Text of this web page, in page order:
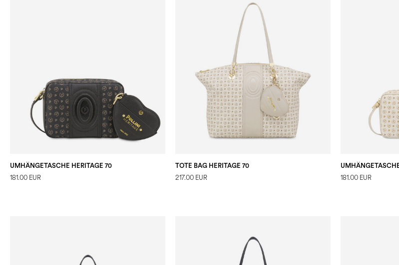
UMHÄNGETASCHE HERITAGE 70
181.00 EUR
TOTE BAG HERITAGE 70
217.00 EUR 181.00 EUR